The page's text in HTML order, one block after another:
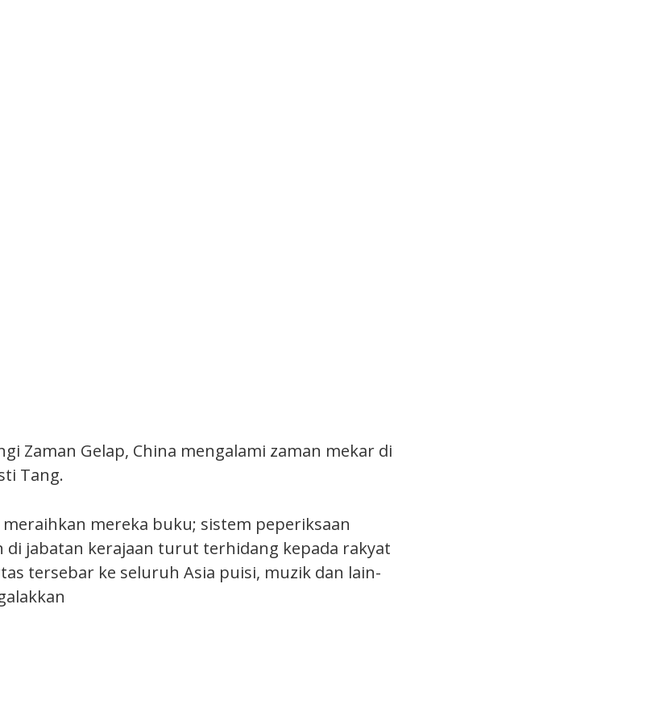
Zaman Gelap, China mengalami zaman mekar di
Tang.
mereka buku; sistem peperiksaan
di jabatan kerajaan turut terhidang kepada rakyat
tersebar ke seluruh Asia puisi, muzik dan lain-